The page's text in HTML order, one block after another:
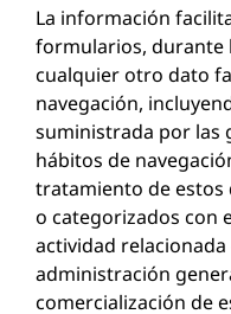
La información
formularios, durante
cualquier otro dato
navegación,
suministrada por las
hábitos de
tratamiento de estos
o categorizados con
actividad
administración
comercialización de